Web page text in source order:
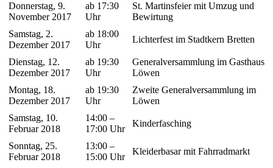
Donnerstag, 9.
November 2017
ab 17:30
Uhr
St. Martinsfeier mit Umzug und
Bewirtung
Samstag, 2.
Dezember 2017
ab 18:00
Uhr
Lichterfest im Stadtkern Bretten
Dienstag, 12.
Dezember 2017
ab 19:30
Uhr
Generalversammlung im Gasthaus
Löwen
Montag, 18.
Dezember 2017
ab 19:30
Uhr
Zweite Generalversammlung im
Löwen
Samstag, 10.
Februar 2018
14:00 –
17:00 Uhr
Kinderfasching
Sonntag, 25.
Februar 2018
13:00 –
15:00 Uhr
Kleiderbasar mit Fahrradmarkt